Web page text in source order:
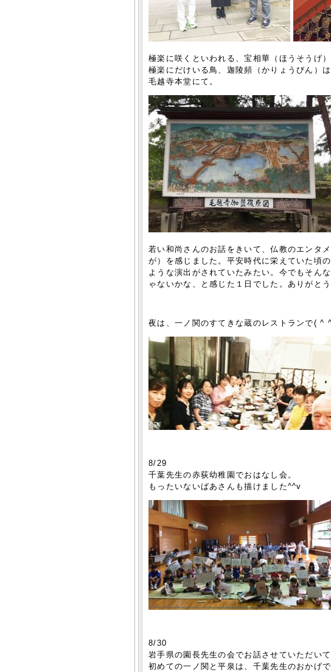
極楽に咲くといわれる、宝相華（ほうそうげ）
極楽にだけいる鳥、迦陵頻（かりょうびん）
毛越寺本堂にて。
若い和尚さんのお話をきいて、仏教のエンタ
が）を感じました。平安時代に栄えていた頃
ような演出がされていたみたい。今でもそん
ゃないかな、と感じた１日でした。ありがと
夜は、一ノ関のすてきな蔵のレストランで( ^
8/29
千葉先生の赤荻幼稚園でおはなし会。
もったいないばあさんも描けました^^v
8/30
岩手県の園長先生の会でお話させていただい
初めての一ノ関と平泉は、千葉先生のおかげ